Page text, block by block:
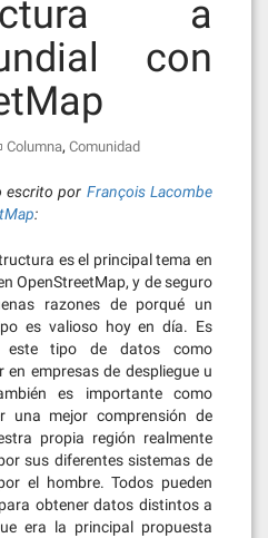
a
con
Columna, Comunidad
escrito por François Lacombe
:
es el principal tema en
OpenStreetMap, y de seguro
razones de porqué un
es valioso hoy en día. Es
este tipo de datos como
empresas de despliegue u
es importante como
una mejor comprensión de
propia región realmente
sus diferentes sistemas de
el hombre. Todos pueden
obtener datos distintos a
era la principal propuesta